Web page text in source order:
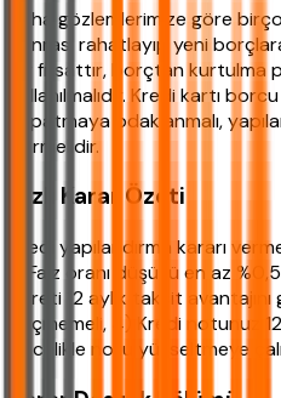
Saha gözlemlerimize göre
sonrası rahatlayıp yeni
bir fırsattır, borçtan kurtulma
kullanılmalıdır. Kredi kartı
kapatmaya odaklanmalı,
görmelidir.
Hızlı Karar Özeti
Kredi yapılandırma kararı
1) Faiz oranı düşüşü en az
ücreti 12 aylık taksit
geçmemeli, 4) Kredi notunuz
öncelikle notu yükseltmeye